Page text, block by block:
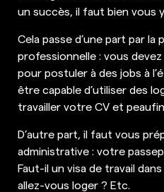
un succès, il faut bien vous
Cela passe d’une part par la
professionnelle : vous
pour postuler à des jobs à
être capable d’utiliser des
travailler votre CV et
D’autre part, il faut vous
administrative : votre
Faut-il un visa de travail
allez-vous loger ? Etc.